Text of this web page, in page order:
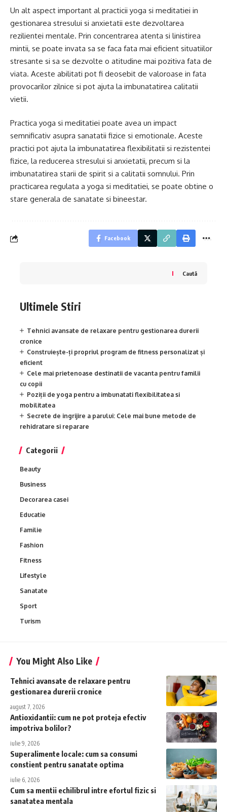
Un alt aspect important al practicii yoga si meditatiei in
gestionarea stresului si anxietatii este dezvoltarea
rezilientei mentale. Prin concentrarea atenta si linistirea
mintii, se poate invata sa se faca fata mai eficient situatiilor
stresante si sa se dezvolte o atitudine mai pozitiva fata de
viata. Aceste abilitati pot fi deosebit de valoroase in fata
provocarilor zilnice si pot ajuta la imbunatatirea calitatii
vietii.
Practica yoga si meditatiei poate avea un impact
semnificativ asupra sanatatii fizice si emotionale. Aceste
practici pot ajuta la imbunatatirea flexibilitatii si rezistentei
fizice, la reducerea stresului si anxietatii, precum si la
imbunatatirea starii de spirit si a calitatii somnului. Prin
practicarea regulata a yoga si meditatiei, se poate obtine o
stare generala de sanatate si bineestar.
Facebook
Caută
Ultimele Stiri
Tehnici avansate de relaxare pentru gestionarea durerii
cronice
Construiește-ți propriul program de fitness personalizat și
eficient
Cele mai prietenoase destinatii de vacanta pentru familii
cu copii
Poziții de yoga pentru a imbunatati flexibilitatea si
mobilitatea
Secrete de ingrijire a parului: Cele mai bune metode de
rehidratare si reparare
Categorii
Beauty
Business
Decorarea casei
Educatie
Familie
Fashion
Fitness
Lifestyle
Sanatate
Sport
Turism
You Might Also Like
Tehnici avansate de relaxare pentru
gestionarea durerii cronice
august 7, 2026
Antioxidantii: cum ne pot proteja efectiv
impotriva bolilor?
iulie 9, 2026
Superalimente locale: cum sa consumi
constient pentru sanatate optima
iulie 6, 2026
Cum sa mentii echilibrul intre efortul fizic si
sanatatea mentala